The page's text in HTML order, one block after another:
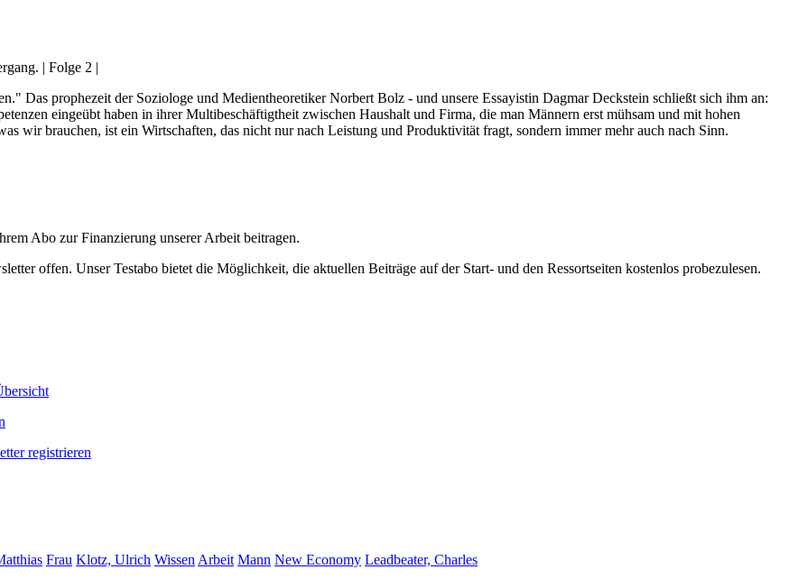
| Folge 2 |
Das prophezeit der Soziologe und Medientheoretiker Norbert Bolz - und unsere Essayistin Dagmar Deckstein schließt sich ihm an:
eingeübt haben in ihrer Multibeschäftigtheit zwischen Haushalt und Firma, die man Männern erst mühsam und mit hohen
wir brauchen, ist ein Wirtschaften, das nicht nur nach Leistung und Produktivität fragt, sondern immer mehr auch nach Sinn.
Abo zur Finanzierung unserer Arbeit beitragen.
offen. Unser Testabo bietet die Möglichkeit, die aktuellen Beiträge auf der Start- und den Ressortseiten kostenlos probezulesen.
registrieren
Frau Klotz, Ulrich Wissen Arbeit Mann New Economy Leadbeater, Charles